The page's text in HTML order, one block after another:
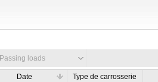
Passing loads
Date Type de carrosserie